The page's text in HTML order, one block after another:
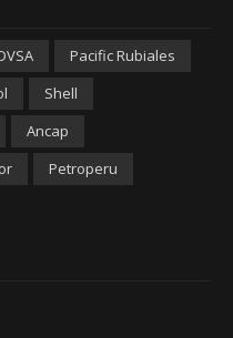
Pacific Rubiales
Shell
Ancap
Petroperu